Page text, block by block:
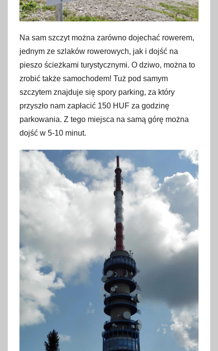
Na sam szczyt można zarówno dojechać rowerem,
jednym ze szlaków rowerowych, jak i dojść na
pieszo ścieżkami turystycznymi. O dziwo, można to
zrobić także samochodem! Tuż pod samym
szczytem znajduje się spory parking, za który
przyszło nam zapłacić 150 HUF za godzinę
parkowania. Z tego miejsca na samą górę można
dojść w 5-10 minut.